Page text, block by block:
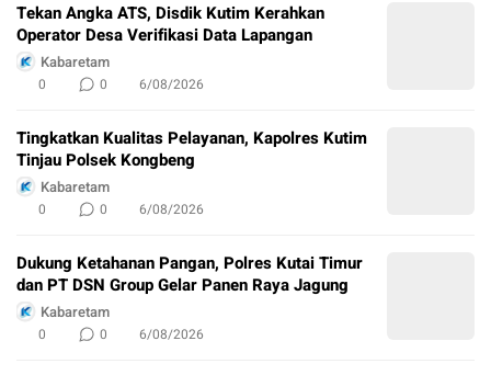
Tekan Angka ATS, Disdik Kutim Kerahkan
Operator Desa Verifikasi Data Lapangan
Kabaretam
0 0 6/08/2026
Tingkatkan Kualitas Pelayanan, Kapolres Kutim
Tinjau Polsek Kongbeng
Kabaretam
0 0 6/08/2026
Dukung Ketahanan Pangan, Polres Kutai Timur
dan PT DSN Group Gelar Panen Raya Jagung
Kabaretam
0 0 6/08/2026